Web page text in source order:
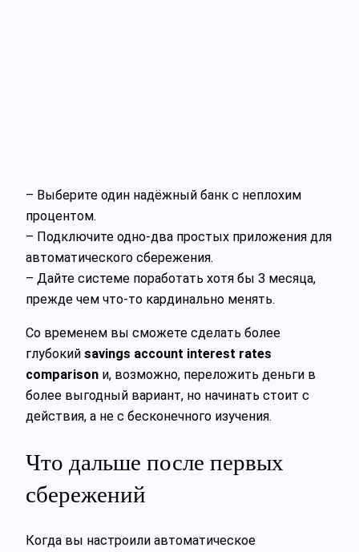
– Выберите один надёжный банк с неплохим
процентом.
– Подключите одно‑два простых приложения для
автоматического сбережения.
– Дайте системе поработать хотя бы 3 месяца,
прежде чем что‑то кардинально менять.
Со временем вы сможете сделать более
глубокий savings account interest rates
comparison и, возможно, переложить деньги в
более выгодный вариант, но начинать стоит с
действия, а не с бесконечного изучения.
Что дальше после первых
сбережений
Когда вы настроили автоматическое